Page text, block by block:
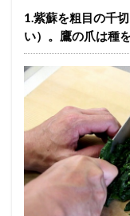
1.紫蘇を粗目の千
い）。鷹の爪は種